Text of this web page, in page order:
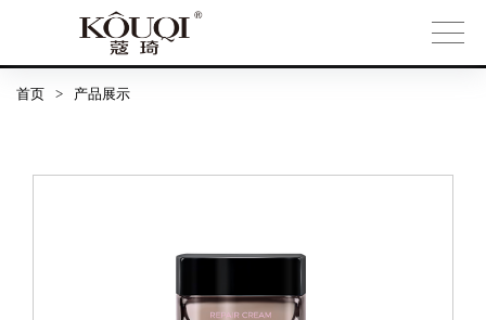
首页 > 产品展示